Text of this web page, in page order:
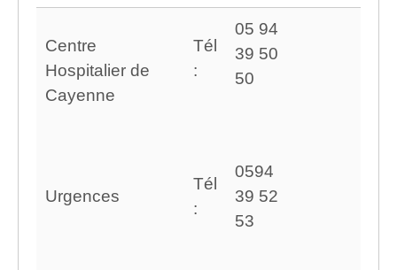
Centre
Hospitalier de
Cayenne
Tél
:
05 94
39 50
50
Urgences
Tél
:
0594
39 52
53